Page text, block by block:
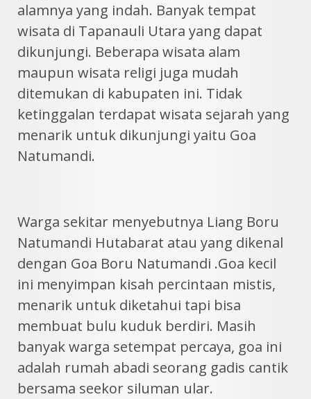
alamnya yang indah. Banyak tempat
wisata di Tapanauli Utara yang dapat
dikunjungi. Beberapa wisata alam
maupun wisata religi juga mudah
ditemukan di kabupaten ini. Tidak
ketinggalan terdapat wisata sejarah yang
menarik untuk dikunjungi yaitu Goa
Natumandi.
Warga sekitar menyebutnya Liang Boru
Natumandi Hutabarat atau yang dikenal
dengan Goa Boru Natumandi .Goa kecil
ini menyimpan kisah percintaan mistis,
menarik untuk diketahui tapi bisa
membuat bulu kuduk berdiri. Masih
banyak warga setempat percaya, goa ini
adalah rumah abadi seorang gadis cantik
bersama seekor siluman ular.